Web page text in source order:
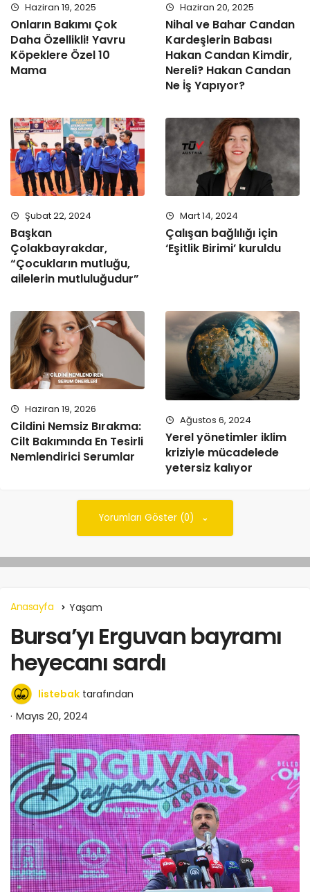
Haziran 19, 2025
Onların Bakımı Çok
Daha Özellikli! Yavru
Köpeklere Özel 10
Mama
Haziran 20, 2025
Nihal ve Bahar Candan
Kardeşlerin Babası
Hakan Candan Kimdir,
Nereli? Hakan Candan
Ne İş Yapıyor?
Şubat 22, 2024
Başkan
Çolakbayrakdar,
“Çocukların mutluğu,
ailelerin mutluluğudur”
Mart 14, 2024
Çalışan bağlılığı için
‘Eşitlik Birimi’ kuruldu
Haziran 19, 2026
Cildini Nemsiz Bırakma:
Cilt Bakımında En Tesirli
Nemlendirici Serumlar
Ağustos 6, 2024
Yerel yönetimler iklim
kriziyle mücadelede
yetersiz kalıyor
Yorumları Göster (0)
Anasayfa Yaşam
Bursa’yı Erguvan bayramı
heyecanı sardı
listebak tarafından
Mayıs 20, 2024